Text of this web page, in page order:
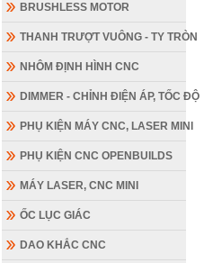
BRUSHLESS MOTOR
THANH TRƯỢT VUÔNG - TY TRÒN
NHÔM ĐỊNH HÌNH CNC
DIMMER - CHỈNH ĐIỆN ÁP, TỐC ĐỘ
PHỤ KIỆN MÁY CNC, LASER MINI
PHỤ KIỆN CNC OPENBUILDS
MÁY LASER, CNC MINI
ỐC LỤC GIÁC
DAO KHẮC CNC